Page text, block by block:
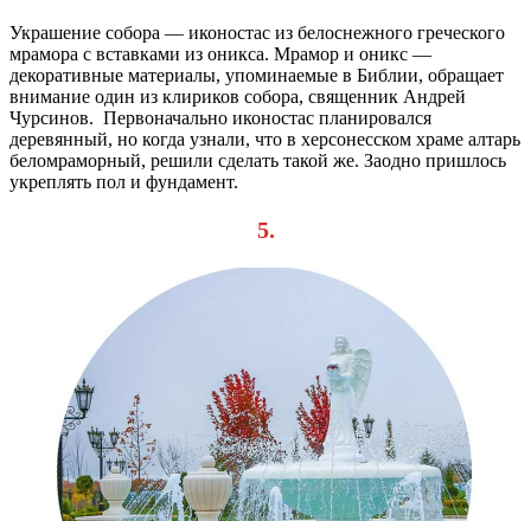
Украшение собора — иконостас из белоснежного греческого
мрамора с вставками из оникса. Мрамор и оникс —
декоративные материалы, упоминаемые в Библии, обращает
внимание один из клириков собора, священник Андрей
Чурсинов. Первоначально иконостас планировался
деревянный, но когда узнали, что в херсонесском храме алтарь
беломраморный, решили сделать такой же. Заодно пришлось
укреплять пол и фундамент.
5.